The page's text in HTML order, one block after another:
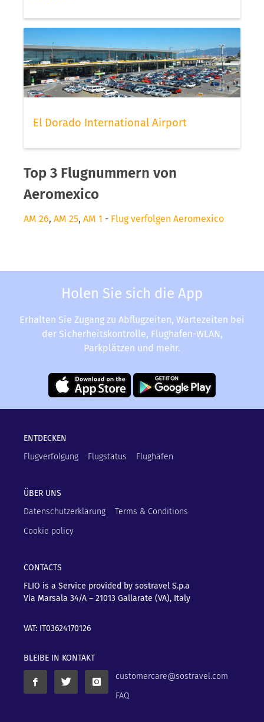
El Dorado International Airport
Top 3 Flugnummern von
Aeromexico
AM 26, AM 25, AM 1 - Flug verfolgen Aeromexico
Holen Sie sich die App
Erhalten Sie Zugang zu Abflugzeiten, Wartezeiten bei
der Sicherheitskontrolle, Flughafen-WLAN,
Parkplätzen und mehr.
ENTDECKEN
Flugverfolgung
Flugstatus Flughäfen
ÜBER UNS
Datenschutzerklärung
Terms & Conditions
Cookie policy
CONTACTS
FLIO is a Service provided by sostravel S.p.a
Via Marsala 34/A – 21013 Gallarate (VA), Italy
VAT: IT03624170126
BLEIBE IN KONTAKT
customercare@sostravel.com
FAQ